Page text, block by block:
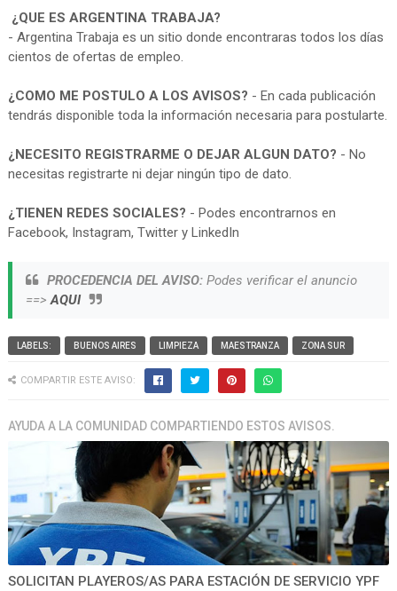
¿QUE ES ARGENTINA TRABAJA?
- Argentina Trabaja es un sitio donde encontraras todos los días
cientos de ofertas de empleo.
¿COMO ME POSTULO A LOS AVISOS? - En cada publicación
tendrás disponible toda la información necesaria para postularte.
¿NECESITO REGISTRARME O DEJAR ALGUN DATO? - No
necesitas registrarte ni dejar ningún tipo de dato.
¿TIENEN REDES SOCIALES? - Podes encontrarnos en
Facebook, Instagram, Twitter y LinkedIn
PROCEDENCIA DEL AVISO:Podes verificar el anuncio
==>AQUI
LABELS: BUENOS AIRES LIMPIEZA MAESTRANZA ZONA SUR
COMPARTIR ESTE AVISO:
AYUDA A LA COMUNIDAD COMPARTIENDO ESTOS AVISOS.
SOLICITAN PLAYEROS/AS PARA ESTACIÓN DE SERVICIO YPF